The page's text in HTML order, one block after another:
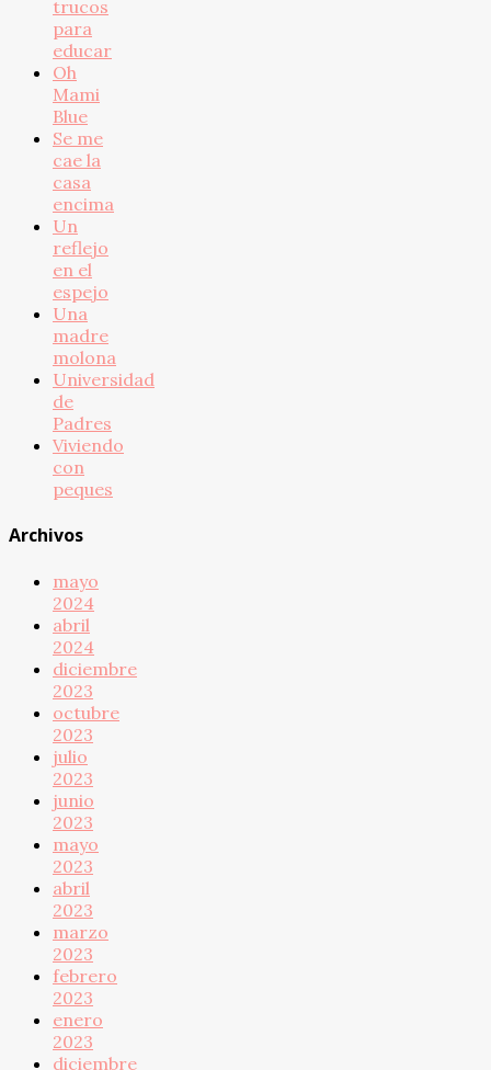
trucos
para
educar
Oh
Mami
Blue
Se me
cae la
casa
encima
Un
reflejo
en el
espejo
Una
madre
molona
Universidad
de
Padres
Viviendo
con
peques
Archivos
mayo
2024
abril
2024
diciembre
2023
octubre
2023
julio
2023
junio
2023
mayo
2023
abril
2023
marzo
2023
febrero
2023
enero
2023
diciembre